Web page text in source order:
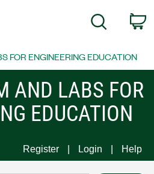
Search
FOR ENGINEERING EDUCATION
AND LABS FOR
EDUCATION
Register Login Help